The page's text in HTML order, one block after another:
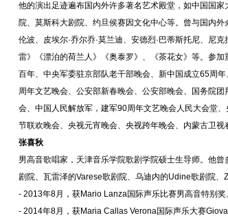
他的演出足迹遍布国内外许多著名艺术殿堂，如中国国
院、莫斯科大剧院、约旦侯赛因文化中心等。曾与国内
伦波、皮埃尔·乔尔乔·莫兰迪、安德烈·巴蒂斯托尼、尼
雷》《漂泊的荷兰人》《奥泰罗》、《茶花女》等。参
百年、中央军委驻京部队老干部晚会、新中国成立65周
周年文艺晚会、公安部新春晚会、公安部晚会、国务院
会、中国人民解放军，建军90周年文艺晚会人民大会堂、
节联欢晚会、央视元宵晚会、央视跨年晚会、内蒙古卫
张喜秋
男高音歌唱家，天津音乐学院歌剧学院硕士生导师。他
剧院、瓦雷泽的Varese歌剧院、乌迪内的Udine歌剧院
- 2013年8月，获Mario Lanza国际声乐比赛男高音特别奖
- 2014年8月，获Maria Callas Verona国际声乐大赛